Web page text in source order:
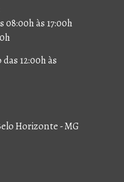
08:00h às 17:00h
12:00h às
Horizonte - MG